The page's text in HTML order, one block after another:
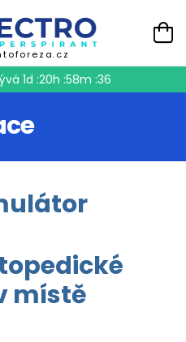
1d :20h :58m :36
místě